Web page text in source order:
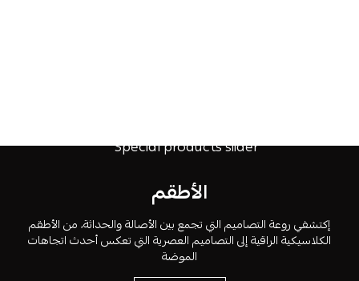
الأطقم
إكتشفي روعة التصاميم التي تجمع بين الأصالة والحداثة، من الأطقم
الكلاسيكية الراقية إلى التصاميم العصرية التي تعكس أحدث اتجاهات
الموضة